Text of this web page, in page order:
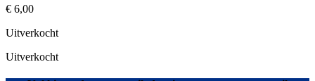
€ 6,00
Uitverkocht
Uitverkocht